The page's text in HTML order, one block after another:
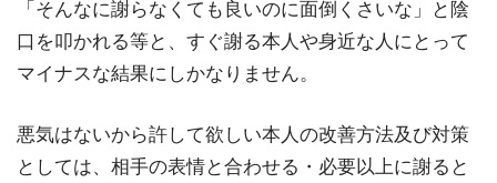
「そんなに謝らなくても良いのに面倒くさいな」と陰
口を叩かれる等と、すぐ謝る本人や身近な人にとって
マイナスな結果にしかなりません。
悪気はないから許して欲しい本人の改善方法及び対策
としては、相手の表情と合わせる・必要以上に謝ると